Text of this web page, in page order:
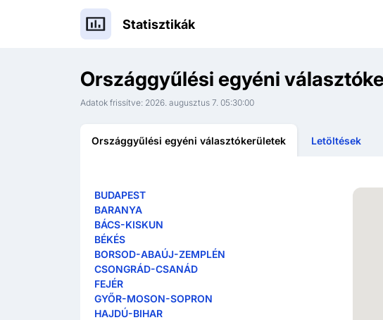
Statisztikák
Országgyűlési egyéni
Adatok frissítve: 2026. augusztus 7. 05:30:00
Országgyűlési egyéni választókerületek Letöltések
BUDAPEST
BARANYA
BÁCS-KISKUN
BÉKÉS
BORSOD-ABAÚJ-ZEMPLÉN
CSONGRÁD-CSANÁD
FEJÉR
GYŐR-MOSON-SOPRON
HAJDÚ-BIHAR